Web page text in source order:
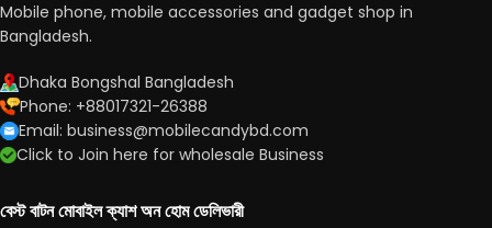
Mobile phone, mobile accessories and gadget shop in
Bangladesh.
Dhaka Bongshal Bangladesh
Phone: +88017321-26388
Email: business@mobilecandybd.com
Click to Join here for wholesale Business
বেস্ট বাটন মোবাইল ক্যাশ অন হোম ডেলিভারী